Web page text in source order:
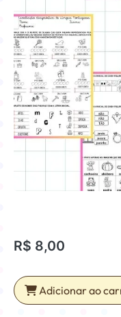
R$ 8,00
Adicionar ao